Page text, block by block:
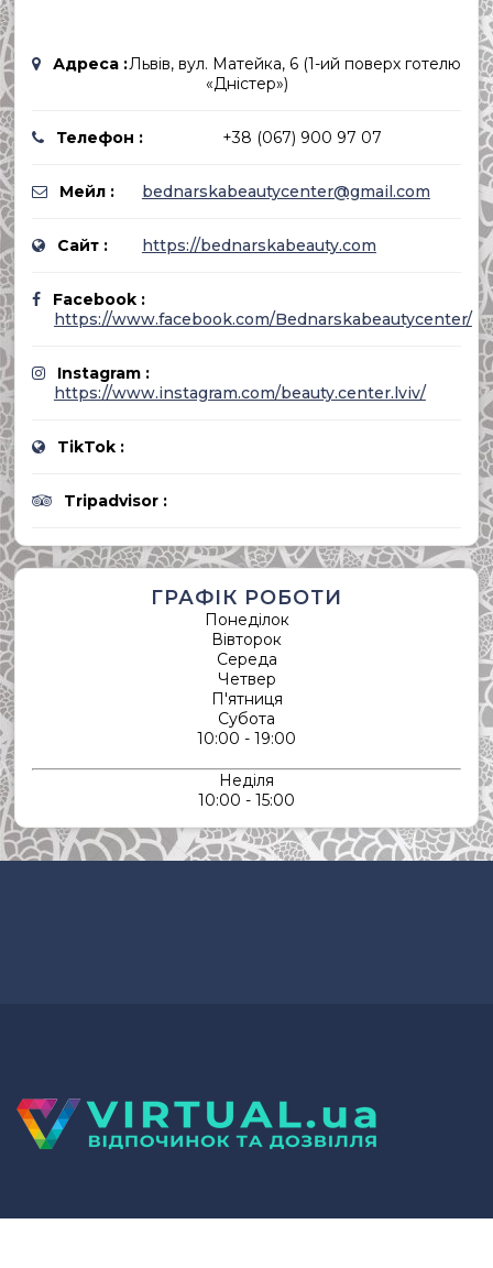
Адреса :Львів, вул. Матейка, 6 (1-ий поверх готелю
«Дністер»)
Телефон : +38 (067) 900 97 07
Мейл : bednarskabeautycenter@gmail.com
Сайт : https://bednarskabeauty.com
Facebook :
https://www.facebook.com/Bednarskabeautycenter/
Instagram :
https://www.instagram.com/beauty.center.lviv/
TikTok :
Tripadvisor :
ГРАФІК РОБОТИ
Понеділок
Вівторок
Середа
Четвер
П'ятниця
Субота
10:00 - 19:00
Неділя
10:00 - 15:00